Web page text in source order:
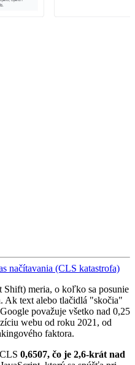
načítavania (CLS katastrofa)
meria, o koľko sa posunie
Ak text alebo tlačidlá "skočia"
považuje všetko nad 0,25
webu od roku 2021, od
faktora.
0,6507, čo je 2,6-krát nad